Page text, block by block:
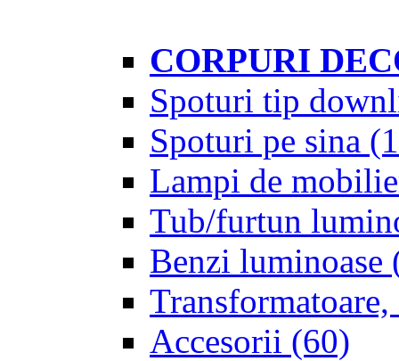
CORPURI
Spoturi tip
Spoturi pe sina
Lampi de
Tub/furtun
Benzi luminoase
Accesorii (60)